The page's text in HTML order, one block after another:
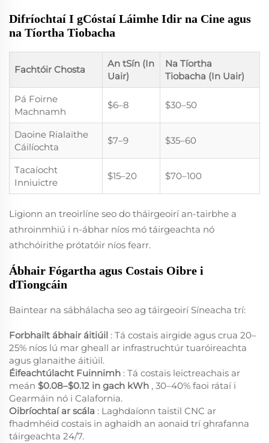
Difríochtaí I gCóstaí Láimhe Idir na Cine agus
na Tíortha Tiobacha
Fachtóir Chosta
An tSín (In
Uair)
Na Tíortha
Tiobacha (In Uair)
Pá Foirne
Machnamh
$6–8 $30–50
Daoine Rialaithe
Cáilíochta
$7–9 $35–60
Tacaíocht
Inniuictre
$15–20 $70–100
Ligionn an treoirlíne seo do tháirgeoirí an-tairbhe a
athroinmhiú i n-ábhar níos mó táirgeachta nó
athchóirithe prótatóir níos fearr.
Ábhair Fógartha agus Costais Oibre i
dTiongcáin
Baintear na sábhálacha seo ag táirgeoirí Síneacha trí:
Forbhailt ábhair áitiúil : Tá costais airgide agus crua 20–
25% níos lú mar gheall ar infrastruchtúr tuaróireachta
agus glanaithe áitiúil.
Éifeachtúlacht Fuinnimh : Tá costais leictreachais ar
meán $0.08–$0.12 in gach kWh , 30–40% faoi rátaí i
Gearmáin nó i Calafornia.
Oibríochtaí ar scála : Laghdaíonn taistil CNC ar
fhadmhéid costais in aghaidh an aonaid trí ghrafanna
táirgeachta 24/7.